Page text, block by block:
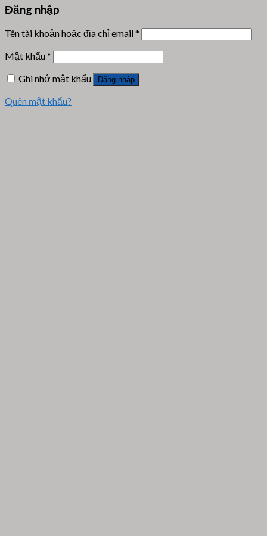
Đăng nhập
Tên tài khoản hoặc địa chỉ email*
Mật khẩu*
Ghi nhớ mật khẩu
Đăng nhập
Quên mật khẩu?